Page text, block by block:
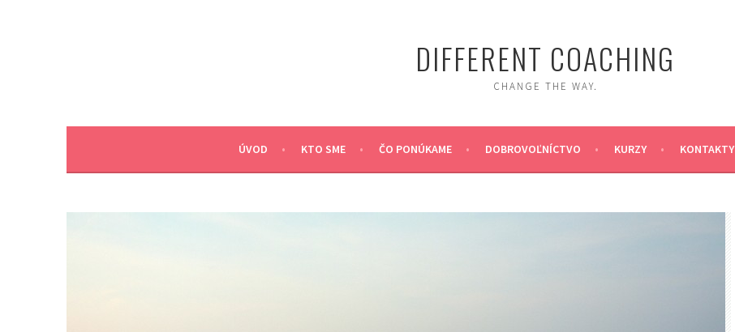
DIFFERENT COACHING
CHANGE THE WAY.
ÚVOD KTO SME ČO PONÚKAME DOBROVOĽNÍCTVO KURZY KONTAKTY